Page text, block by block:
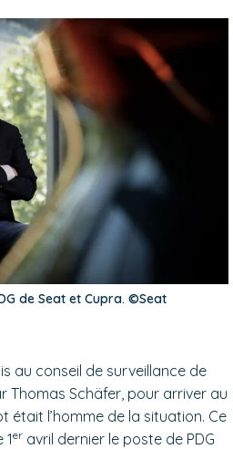
de Seat et Cupra. ©Seat
au conseil de surveillance de
Thomas Schäfer, pour arriver au
était l’homme de la situation. Ce
er avril dernier le poste de PDG